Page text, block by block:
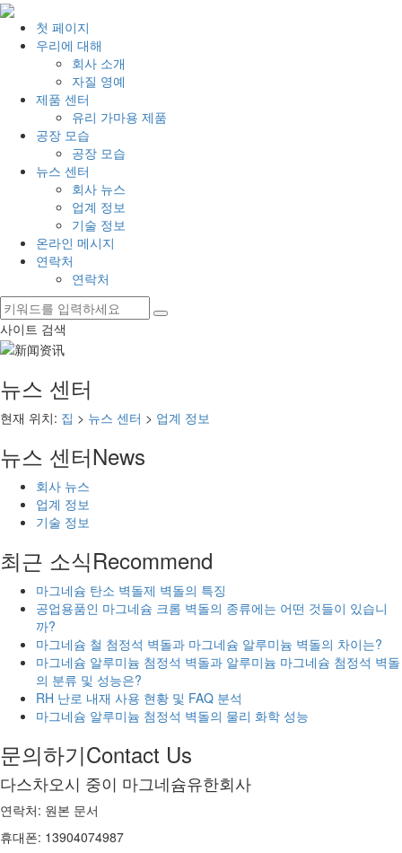
첫 페이지
우리에 대해
회사 소개
자질 영예
제품 센터
유리 가마용 제품
공장 모습
공장 모습
뉴스 센터
회사 뉴스
업계 정보
기술 정보
온라인 메시지
연락처
연락처
사이트 검색
뉴스 센터
현재 위치: 집 > 뉴스 센터 > 업계 정보
뉴스 센터News
회사 뉴스
업계 정보
기술 정보
최근 소식Recommend
마그네슘 탄소 벽돌제 벽돌의 특징
공업용품인 마그네슘 크롬 벽돌의 종류에는 어떤 것들이 있습니
까?
마그네슘 철 첨정석 벽돌과 마그네슘 알루미늄 벽돌의 차이는?
마그네슘 알루미늄 첨정석 벽돌과 알루미늄 마그네슘 첨정석 벽돌
의 분류 및 성능은?
RH 난로 내재 사용 현황 및 FAQ 분석
마그네슘 알루미늄 첨정석 벽돌의 물리 화학 성능
문의하기Contact Us
다스차오시 중이 마그네슘유한회사
연락처: 원본 문서
휴대폰: 13904074987